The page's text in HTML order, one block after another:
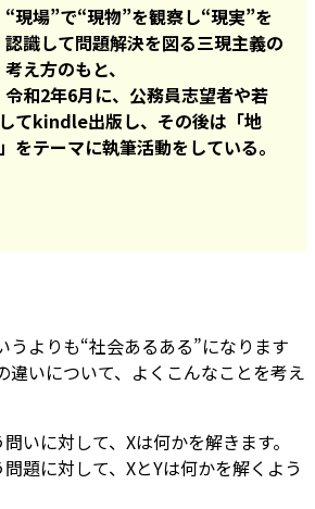
“現場”で“現物”を観察し“現実”を
認識して問題解決を図る三現主義の
考え方のもと、
令和2年6月に、公務員志望者や若
てkindle出版し、その後は「地
をテーマに執筆活動をしている。
うよりも“社会あるある”になります
違いについて、よくこんなことを考え
いに対して、Xは何かを解きます。
題に対して、XとYは何かを解くよう